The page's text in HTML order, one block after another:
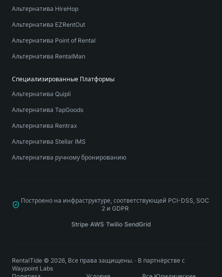
Альтернатива HireHop
Альтернатива EZRentOut
Альтернатива Point of Rental
Альтернатива RentalMan
Специализированные Платформы
Альтернатива Quipli
Альтернатива TapGoods
Альтернатива Rentrax
Альтернатива Stellar IMS
Альтернатива ручному бронированию
Построено на инфраструктуре, соответствующей PCI-DSS, SOC
2 и GDPR
Stripe·AWS·Twilio·SendGrid
RentalTide © 2026, Все права защищены. · В партнёрстве с
Waypoint Labs